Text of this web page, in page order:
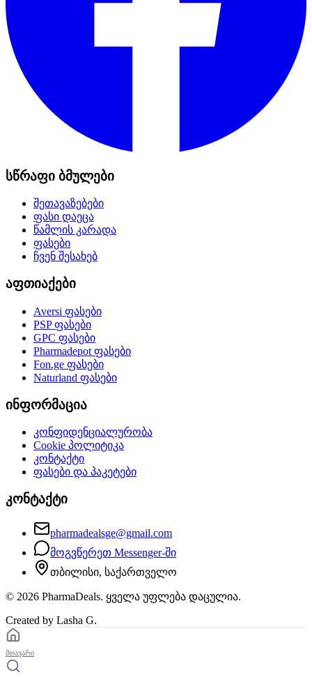
სწრაფი ბმულები
შეთავაზებები
ფასი დაეცა
წამლის კარადა
ფასები
ჩვენ შესახებ
აფთიაქები
Aversi ფასები
PSPფასები
GPC ფასები
Pharmadepot ფასები
Fon.ge ფასები
Naturland ფასები
ინფორმაცია
კონფიდენციალურობა
Cookie პოლიტიკა
კონტაქტი
ფასები და პაკეტები
კონტაქტი
pharmadealsge@gmail.com
მოგვწერეთ Messenger-ში
თბილისი, საქართველო
© 2026 PharmaDeals. ყველა უფლება დაცულია.
Created by Lasha G.
მთავარი